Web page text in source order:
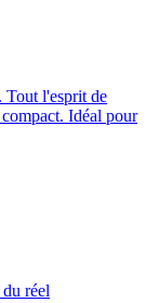
Tout l'esprit de
Idéal pour
réel